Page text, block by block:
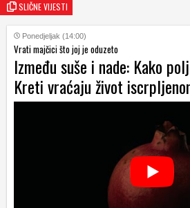
SLIČNE VIJESTI
Ponedjeljak (14:00)
Vrati majčici što joj je oduzeto
Između suše i nade: Kako
Kreti vraćaju život